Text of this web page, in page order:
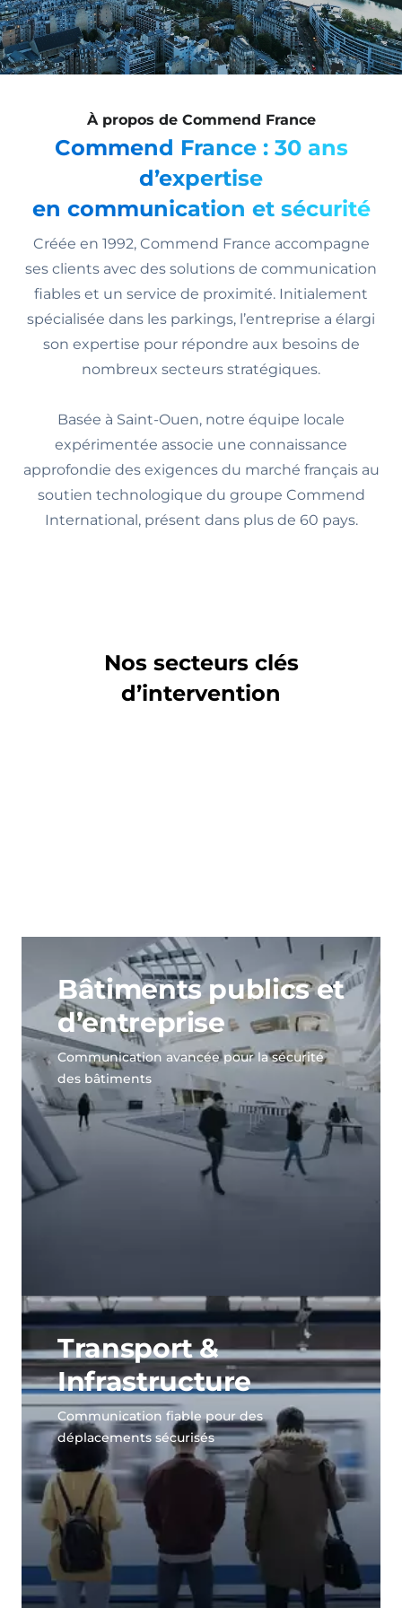
À propos de Commend France
Commend France : 30 ans
d’expertise
en communication et sécurité
Créée en 1992, Commend France accompagne
ses clients avec des solutions de communication
fiables et un service de proximité. Initialement
spécialisée dans les parkings, l’entreprise a élargi
son expertise pour répondre aux besoins de
nombreux secteurs stratégiques.
Basée à Saint-Ouen, notre équipe locale
expérimentée associe une connaissance
approfondie des exigences du marché français au
soutien technologique du groupe Commend
International, présent dans plus de 60 pays.
Nos secteurs clés
d’intervention
Bâtiments publics et
d’entreprise
Communication avancée pour la sécurité
des bâtiments
Transport &
Infrastructure
Communication fiable pour des
déplacements sécurisés